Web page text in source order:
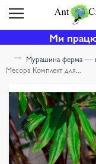
Ми
Мурашина ферма —
Месора Комплект для...